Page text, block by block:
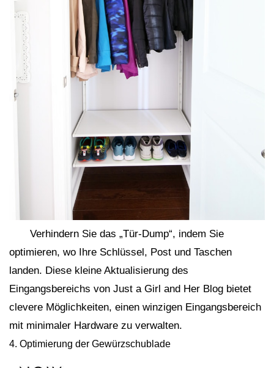
Verhindern Sie das „Tür-Dump“, indem Sie
optimieren, wo Ihre Schlüssel, Post und Taschen
landen. Diese kleine Aktualisierung des
Eingangsbereichs von Just a Girl and Her Blog bietet
clevere Möglichkeiten, einen winzigen Eingangsbereich
mit minimaler Hardware zu verwalten.
4. Optimierung der Gewürzschublade